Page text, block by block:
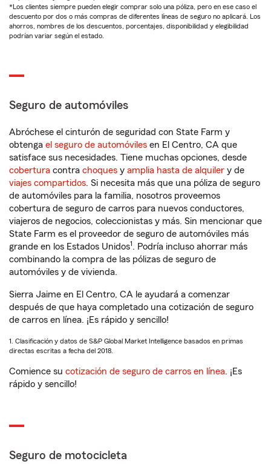
*Los clientes siempre pueden elegir comprar solo una póliza, pero en ese caso el
descuento por dos o más compras de diferentes líneas de seguro no aplicará. Los
ahorros, nombres de los descuentos, porcentajes, disponibilidad y elegibilidad
podrían variar según el estado.
Seguro de automóviles
Abróchese el cinturón de seguridad con State Farm y
obtenga el seguro de automóviles en El Centro, CA que
satisface sus necesidades. Tiene muchas opciones, desde
cobertura contra choques y amplia hasta de alquiler y de
viajes compartidos. Si necesita más que una póliza de seguro
de automóviles para la familia, nosotros proveemos
cobertura de seguro de carros para nuevos conductores,
viajeros de negocios, coleccionistas y más. Sin mencionar que
State Farm es el proveedor de seguro de automóviles más
grande en los Estados Unidos1. Podría incluso ahorrar más
combinando la compra de las pólizas de seguro de
automóviles y de vivienda.
Sierra Jaime en El Centro, CA le ayudará a comenzar
después de que haya completado una cotización de seguro
de carros en línea. ¡Es rápido y sencillo!
1. Clasificación y datos de S&P Global Market Intelligence basados en primas
directas escritas a fecha del 2018.
Comience su cotización de seguro de carros en línea. ¡Es
rápido y sencillo!
Seguro de motocicleta